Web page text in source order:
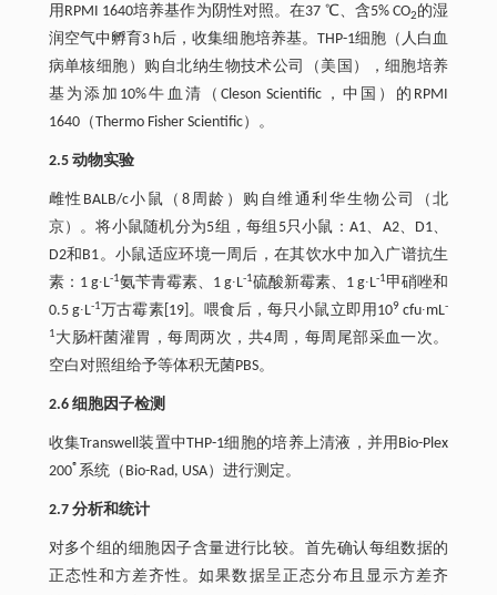
用RPMI 1640培养基作为阴性对照。在37 ℃、含5% CO2的湿
润空气中孵育3 h后，收集细胞培养基。THP-1细胞（人白血
病单核细胞）购自北纳生物技术公司（美国），细胞培养
基为添加10%牛血清（Cleson Scientific，中国）的RPMI
1640（Thermo Fisher Scientific）。
2.5 动物实验
雌性BALB/c小鼠（8周龄）购自维通利华生物公司（北
京）。将小鼠随机分为5组，每组5只小鼠：A1、A2、D1、
D2和B1。小鼠适应环境一周后，在其饮水中加入广谱抗生
素：1 g∙L-1氨苄青霉素、1 g∙L-1硫酸新霉素、1 g∙L-1甲硝唑和
0.5 g∙L-1万古霉素[19]。喂食后，每只小鼠立即用109 cfu∙mL-
1大肠杆菌灌胃，每周两次，共4周，每周尾部采血一次。
空白对照组给予等体积无菌PBS。
2.6 细胞因子检测
收集Transwell装置中THP-1细胞的培养上清液，并用Bio-Plex
200®系统（Bio-Rad, USA）进行测定。
2.7 分析和统计
对多个组的细胞因子含量进行比较。首先确认每组数据的
正态性和方差齐性。如果数据呈正态分布且显示方差齐